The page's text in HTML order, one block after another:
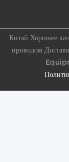
Китай Хорошее
приводом